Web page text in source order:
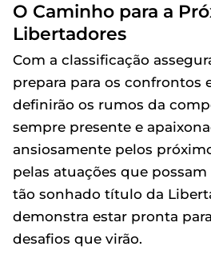
O Caminho para a
Libertadores
Com a classificação
prepara para os confrontos
definirão os rumos da
sempre presente e
ansiosamente pelos
pelas atuações que
tão sonhado título da
demonstra estar pronta
desafios que virão.